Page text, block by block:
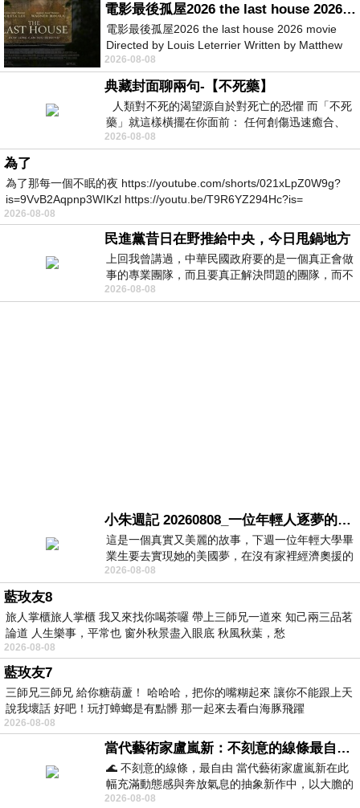
電影最後孤屋2026 the last house 2026 movie
電影最後孤屋2026 the last house 2026 movie
Directed by Louis Leterrier Written by Matthew
Robinson Starring Greta Lee Wa
2026-08-08
典藏封面聊兩句-【不死藥】
人類對不死的渴望源自於對死亡的恐懼 而「不死
藥」就這樣橫擺在你面前： 任何創傷迅速癒合、
停止衰老、痛覺消失…堪
2026-08-08
為了
為了那每一個不眠的夜 https://youtube.com/shorts/021xLpZ0W9g?
is=9VvB2Aqpnp3WIKzl https://youtu.be/T9R6YZ294Hc?is=
2026-08-08
民進黨昔日在野推給中央，今日甩鍋地方
上回我曾講過，中華民國政府要的是一個真正會做
事的專業團隊，而且要真正解決問題的團隊，而不
是只會到處甩鍋的雙標團隊，最近民進黨
2026-08-08
小朱週記 20260808_一位年輕人逐夢的真實故事
這是一個真實又美麗的故事，下週一位年輕大學畢
業生要去實現她的美國夢，在沒有家裡經濟奧援的
情況下，靠著自我努力工作累積出國基
2026-08-08
藍玫友8
旅人掌櫃旅人掌櫃 我又來找你喝茶囉 帶上三師兄一道來 知己兩三品茗
論道 人生樂事，平常也 窗外秋景盡入眼底 秋風秋葉，愁
2026-08-08
藍玫友7
三師兄三師兄 給你糖葫蘆！ 哈哈哈，把你的嘴糊起來 讓你不能跟上天
說我壞話 好吧！玩打蟑螂是有點髒 那一起來去看白海豚飛躍
2026-08-08
當代藝術家盧嵐新：不刻意的線條最自由，讓色彩流動、筆觸自己說話
🌊 不刻意的線條，最自由 當代藝術家盧嵐新在此
幅充滿動態感與奔放氣息的抽象新作中，以大膽的
藍色顏料在白色畫布上揮灑、壓印與流淌
2026-08-08